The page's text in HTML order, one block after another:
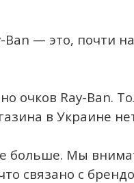
— это, почти
очков Ray-Ban.
в Украине
больше. Мы
связано с